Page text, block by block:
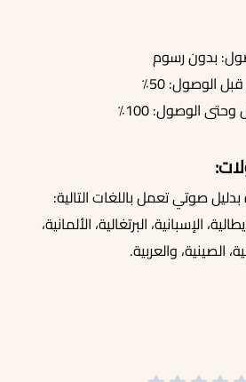
الوصول: 100٪
صوتي تعمل باللغات التالية:
الإسبانية، البرتغالية، الألمانية،
الصينية، والعربية.